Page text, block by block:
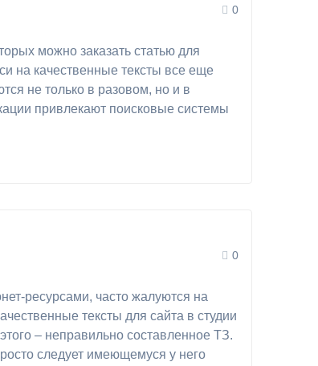
0
можно заказать статью для
на качественные тексты все еще
не только в разовом, но и в
привлекают поисковые системы
0
ресурсами, часто жалуются на
тексты для сайта в студии
– неправильно составленное ТЗ.
следует имеющемуся у него